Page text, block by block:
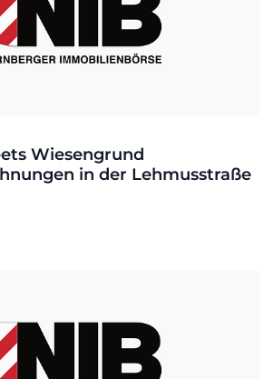
Wiesengrund
in der Lehmusstraße